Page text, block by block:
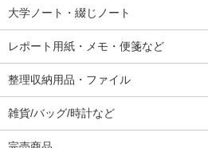
大学ノート・綴じノート
レポート用紙・メモ・便箋など
整理収納用品・ファイル
雑貨/バッグ/時計など